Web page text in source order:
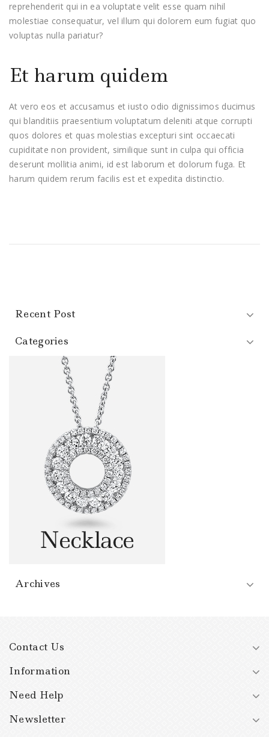
reprehenderit qui in ea voluptate velit esse quam nihil
molestiae consequatur, vel illum qui dolorem eum fugiat quo
voluptas nulla pariatur?
Et harum quidem
At vero eos et accusamus et iusto odio dignissimos ducimus
qui blanditiis praesentium voluptatum deleniti atque corrupti
quos dolores et quas molestias excepturi sint occaecati
cupiditate non provident, similique sunt in culpa qui officia
deserunt mollitia animi, id est laborum et dolorum fuga. Et
harum quidem rerum facilis est et expedita distinctio.
Recent Post
Categories
Archives
Contact Us
Information
Need Help
Newsletter